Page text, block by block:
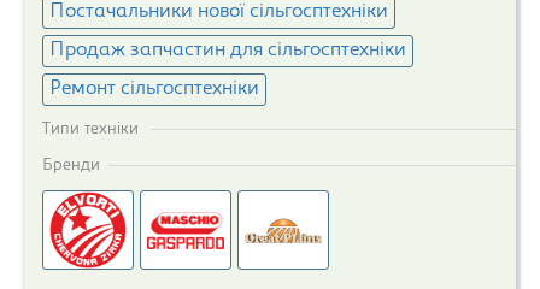
Постачальники нової сільгосптехніки
Продаж запчастин для сільгосптехніки
Ремонт сільгосптехніки
Типи техніки
Бренди